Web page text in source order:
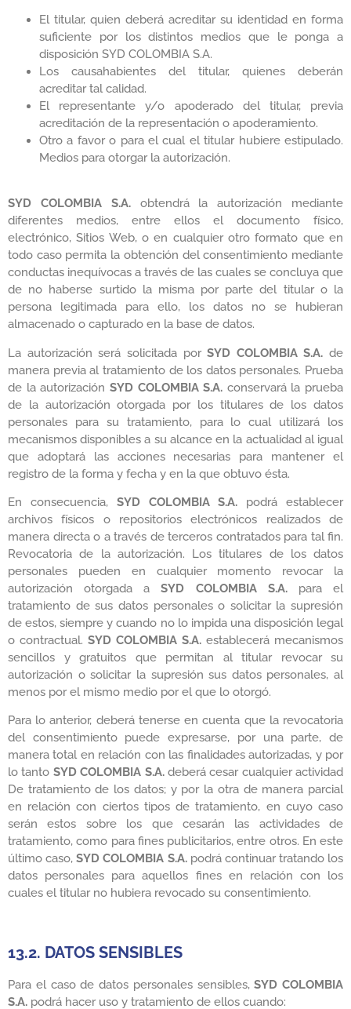
El titular, quien deberá acreditar su identidad en forma
suficiente por los distintos medios que le ponga a
disposición SYD COLOMBIA S.A.
Los causahabientes del titular, quienes deberán
acreditar tal calidad.
El representante y/o apoderado del titular, previa
acreditación de la representación o apoderamiento.
Otro a favor o para el cual el titular hubiere estipulado.
Medios para otorgar la autorización.
SYD COLOMBIA S.A.obtendrá la autorización mediante
diferentes medios, entre ellos el documento físico,
electrónico, Sitios Web, o en cualquier otro formato que en
todo caso permita la obtención del consentimiento mediante
conductas inequívocas a través de las cuales se concluya que
de no haberse surtido la misma por parte del titular o la
persona legitimada para ello, los datos no se hubieran
almacenado o capturado en la base de datos.
La autorización será solicitada porSYD COLOMBIA S.A. de
manera previa al tratamiento de los datos personales. Prueba
de la autorización SYD COLOMBIA S.A. conservará la prueba
de la autorización otorgada por los titulares de los datos
personales para su tratamiento, para lo cual utilizará los
mecanismos disponibles a su alcance en la actualidad al igual
que adoptará las acciones necesarias para mantener el
registro de la forma y fecha y en la que obtuvo ésta.
En consecuencia, SYD COLOMBIA S.A. podrá establecer
archivos físicos o repositorios electrónicos realizados de
manera directa o a través de terceros contratados para tal fin.
Revocatoria de la autorización. Los titulares de los datos
personales pueden en cualquier momento revocar la
autorización otorgada aSYD COLOMBIA S.A.para el
tratamiento de sus datos personales o solicitar la supresión
de estos, siempre y cuando no lo impida una disposición legal
o contractual. SYD COLOMBIA S.A. establecerá mecanismos
sencillos y gratuitos que permitan al titular revocar su
autorización o solicitar la supresión sus datos personales, al
menos por el mismo medio por el que lo otorgó.
Para lo anterior, deberá tenerse en cuenta que la revocatoria
del consentimiento puede expresarse, por una parte, de
manera total en relación con las finalidades autorizadas, y por
lo tanto SYD COLOMBIA S.A.deberá cesar cualquier actividad
De tratamiento de los datos; y por la otra de manera parcial
en relación con ciertos tipos de tratamiento, en cuyo caso
serán estos sobre los que cesarán las actividades de
tratamiento, como para fines publicitarios, entre otros. En este
último caso,SYD COLOMBIA S.A.podrá continuar tratando los
datos personales para aquellos fines en relación con los
cuales el titular no hubiera revocado su consentimiento.
13.2. DATOS SENSIBLES
Para el caso de datos personales sensibles,SYD COLOMBIA
S.A. podrá hacer uso y tratamiento de ellos cuando: